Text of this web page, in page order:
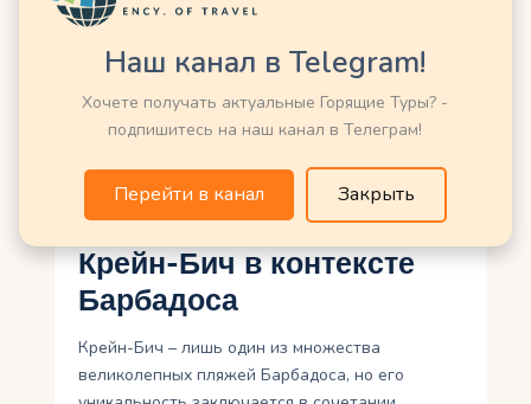
поэтому, если вы хотите сэкономить,
возьмите с собой перекус и воду.
полицией, что делает его безопасным
местом. Однако, как и в любом
туристическом месте, следите за
своими вещами.
Крейн-Бич в контексте
Барбадоса
Крейн-Бич – лишь один из множества
великолепных пляжей Барбадоса, но его
Наш канал в Telegram!
Хочете получать актуальные Горящие Туры? -
подпишитесь на наш канал в Телеграм!
Перейти в канал Закрыть